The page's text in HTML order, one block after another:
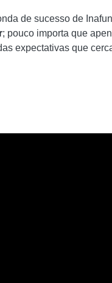
de sucesso de
; pouco importa que
expectativas que